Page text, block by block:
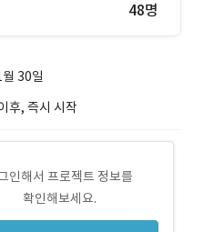
48명
30일
후, 즉시 시작
인해서 프로젝트 정보를
확인해보세요.